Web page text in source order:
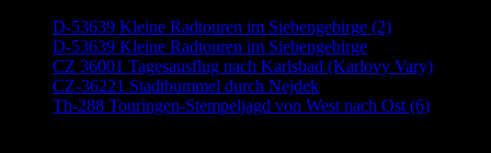
D-53639 Kleine Radtouren im Siebengebirge (2)
D-53639 Kleine Radtouren im Siebengebirge
CZ 36001 Tagesausflug nach Karlsbad (Karlovy Vary)
CZ-36221 Stadtbummel durch Nejdek
Th-288 Touringen-Stempeljagd von West nach Ost (6)